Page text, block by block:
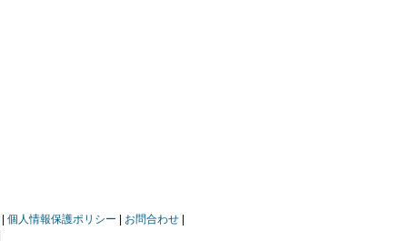
個人情報保護ポリシー
お問合わせ